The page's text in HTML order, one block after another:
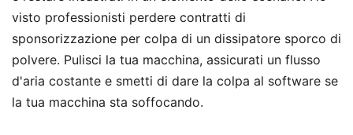
visto professionisti perdere contratti di
sponsorizzazione per colpa di un dissipatore sporco di
polvere. Pulisci la tua macchina, assicurati un flusso
d'aria costante e smetti di dare la colpa al software se
la tua macchina sta soffocando.